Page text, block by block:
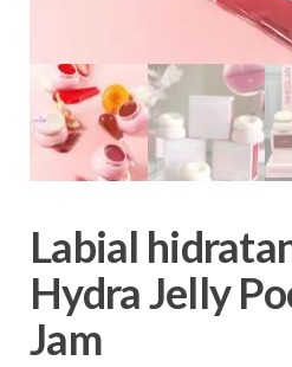
Labial
Hydra Jelly
Jam